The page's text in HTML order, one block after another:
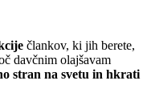
člankov, ki jih berete,
davčnim olajšavam
stran na svetu in hkrati